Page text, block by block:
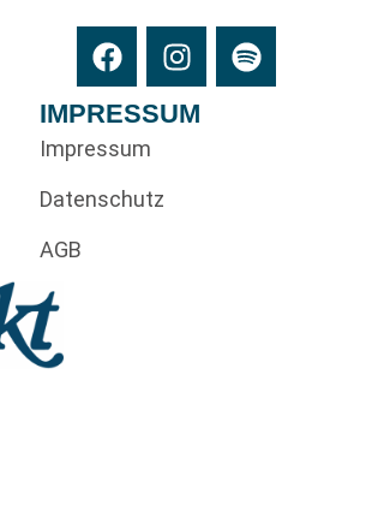
IMPRESSUM
Impressum
Datenschutz
AGB